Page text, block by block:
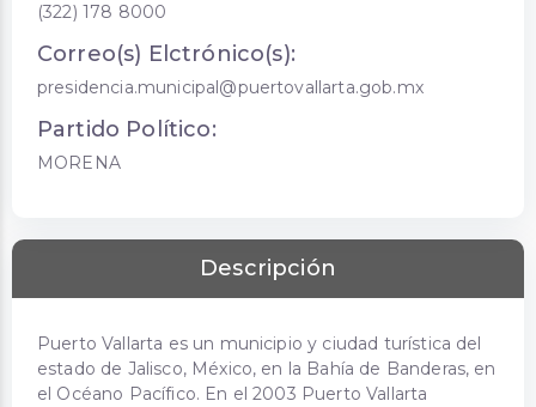
Descripción
Puerto Vallarta es un municipio y ciudad turística del
estado de Jalisco, México, en la Bahía de Banderas, en
el Océano Pacífico. En el 2003 Puerto Vallarta
(322) 178 8000
Correo(s) Elctrónico(s):
presidencia.municipal@puertovallarta.gob.mx
Partido Político:
MORENA